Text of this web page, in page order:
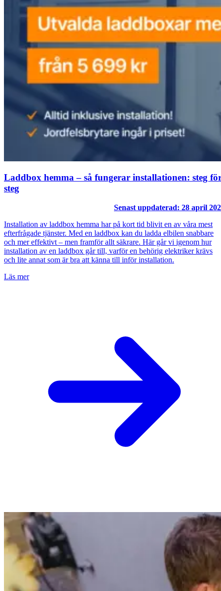
Laddbox hemma – så fungerar installationen: steg
steg
Senast uppdaterad: 28 april
Installation av laddbox hemma har på kort tid blivit en av våra mest
efterfrågade tjänster. Med en laddbox kan du ladda elbilen snabbare
och mer effektivt – men framför allt säkrare. Här går vi igenom hur
installation av en laddbox går till, varför en behörig elektriker krävs
och lite annat som är bra att känna till inför installation.
Läs mer